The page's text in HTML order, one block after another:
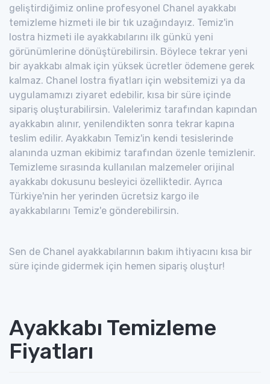
geliştirdiğimiz online profesyonel Chanel ayakkabı
temizleme hizmeti ile bir tık uzağındayız. Temiz'in
lostra hizmeti ile ayakkabılarını ilk günkü yeni
görünümlerine dönüştürebilirsin. Böylece tekrar yeni
bir ayakkabı almak için yüksek ücretler ödemene gerek
kalmaz. Chanel lostra fiyatları için websitemizi ya da
uygulamamızı ziyaret edebilir, kısa bir süre içinde
sipariş oluşturabilirsin. Valelerimiz tarafından kapından
ayakkabın alınır, yenilendikten sonra tekrar kapına
teslim edilir. Ayakkabın Temiz'in kendi tesislerinde
alanında uzman ekibimiz tarafından özenle temizlenir.
Temizleme sırasında kullanılan malzemeler orijinal
ayakkabı dokusunu besleyici özelliktedir. Ayrıca
Türkiye'nin her yerinden ücretsiz kargo ile
ayakkabılarını Temiz'e gönderebilirsin.
Sen de Chanel ayakkabılarının bakım ihtiyacını kısa bir
süre içinde gidermek için hemen sipariş oluştur!
Ayakkabı Temizleme
Fiyatları